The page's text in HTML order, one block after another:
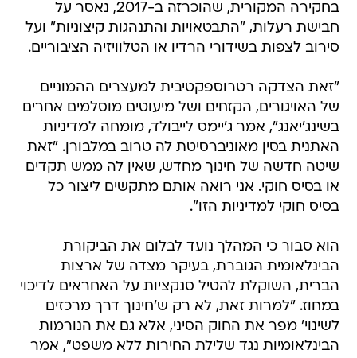
בחקירה המקורית, שהוכרזה ב-2017, נאסר על
חבישת רעלות, "התבטאויות והתנהגות קיצוניות" ועל
סירוב לצפות בשידורי הרדיו או הטלוויזיה הציבוריים.
"זאת הצדקה רטרוספקטיבית למעצרים ההמוניים
של האויגורים, הקזחים ושל מיעוטים מוסלמים אחרים
בשינג'יאנג", אמר ג'יימס לייבולד, מומחה למדיניות
האתנית בסין מאוניברסיטת לה טרוב במלבורן. "זאת
שיטה חדשה של חינוך מחדש, שאין לה ממש תקדים
או בסיס חוקי. אני רואה אותם מתקשים ליצור כל
בסיס חוקי למדיניות הזו".
הוא סבור כי המהלך נועד לבלום את הביקורת
הבינלאומית הגוברת, בעיקר מצדה של ארצות
הברית, השוקלת להטיל סנקציות על האחראים לדיכוי
במחוז. "למרות זאת, לא רק ש'חינוך דרך מרכזים
לשינוי' מפר את החוק הסיני, אלא גם את הנורמות
הבינלאומיות נגד שלילת החירות ללא משפט", אמר